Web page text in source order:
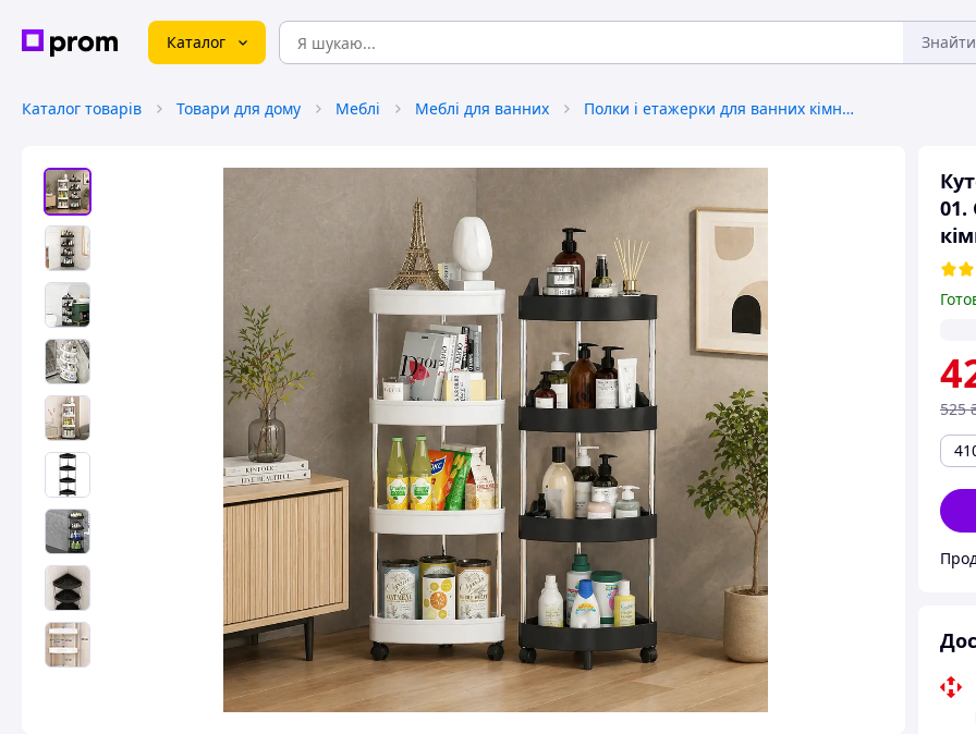
Каталог Знайти
Каталог товарів Товари для дому Меблі Меблі для ванних Полки і етажерки для ванних кімнат
01.
525